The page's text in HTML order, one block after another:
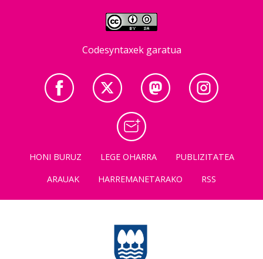
Codesyntaxek garatua
HONI BURUZ LEGE OHARRA
PUBLIZITATEA
ARAUAK
HARREMANETARAKO RSS